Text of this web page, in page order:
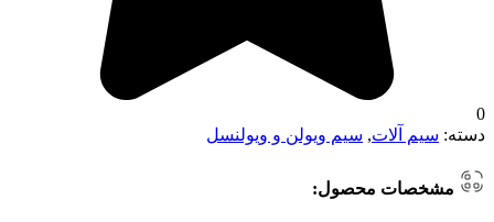
0
دسته: سیم آلات, سیم ویولن و ویولنسل
مشخصات محصول: